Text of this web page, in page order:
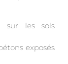
sur les sols
exposés